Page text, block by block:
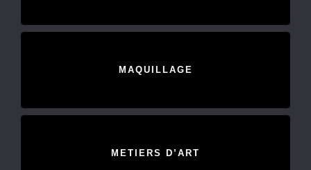
MAQUILLAGE
METIERS D’ART